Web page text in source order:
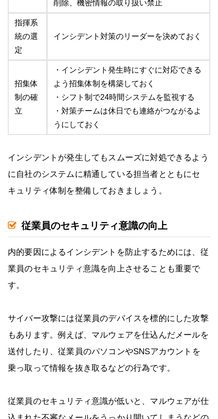
削除、機密情報の取り扱い禁止
指揮系
統の選
定
インシデント対策のリーダーを決めておく
招集体
制の確
立
・インシデント発生時にすぐに対応できる
よう招集体制を構築しておく
・シフト制で24時間システムを監視する
・対策チームは休日でも連絡がつながるよ
うにしておく
インシデントが発生してもスムーズに対処できるよう
に自社のシステムに精通している担当者とともにセ
キュリティ体制を整備しておきましょう。
従業員のセキュリティ意識の向上
内的要因によるインシデントを防止するためには、従
業員のセキュリティ意識を向上させることも重要で
す。
サイバー攻撃には従業員のデバイスを標的にした攻撃
もあります。例えば、マルウェアを仕込んだメールを
送付したり、従業員のパソコンやSNSアカウントを
乗っ取って情報を抜き取るなどの行為です。
従業員のセキュリティ意識が低いと、マルウェアが仕